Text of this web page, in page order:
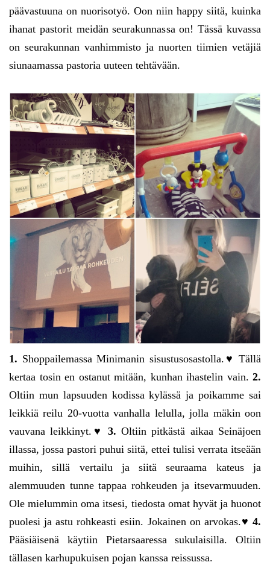
päävastuuna on nuorisotyö. Oon niin happy siitä, kuinka
ihanat pastorit meidän seurakunnassa on! Tässä kuvassa
on seurakunnan vanhimmisto ja nuorten tiimien vetäjiä
siunaamassa pastoria uuteen tehtävään.
1. Shoppailemassa Minimanin sisustusosastolla.♥ Tällä
kertaa tosin en ostanut mitään, kunhan ihastelin vain. 2.
Oltiin mun lapsuuden kodissa kylässä ja poikamme sai
leikkiä reilu 20-vuotta vanhalla lelulla, jolla mäkin oon
vauvana leikkinyt.♥ 3. Oltiin pitkästä aikaa Seinäjoen
illassa, jossa pastori puhui siitä, ettei tulisi verrata itseään
muihin, sillä vertailu ja siitä seuraama kateus ja
alemmuuden tunne tappaa rohkeuden ja itsevarmuuden.
Ole mielummin oma itsesi, tiedosta omat hyvät ja huonot
puolesi ja astu rohkeasti esiin. Jokainen on arvokas.♥ 4.
Pääsiäisenä käytiin Pietarsaaressa sukulaisilla. Oltiin
tällasen karhupukuisen pojan kanssa reissussa.